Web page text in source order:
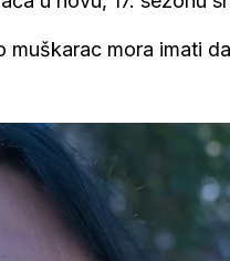
muškarac mora imati